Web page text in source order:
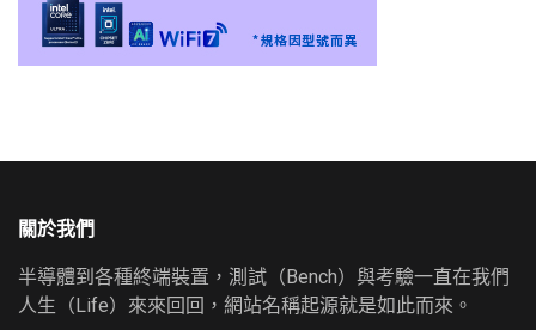
關於我們
半導體到各種終端裝置，測試（Bench）與考驗一直在我們
人生（Life）來來回回，網站名稱起源就是如此而來。